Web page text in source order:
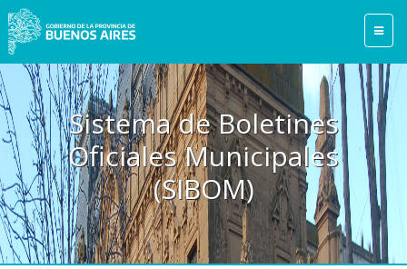
Sistema de Boletines
Oficiales Municipales
(SIBOM)